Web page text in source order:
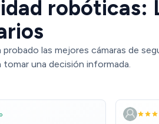
robóticas:
las mejores cámaras de
una decisión informada.